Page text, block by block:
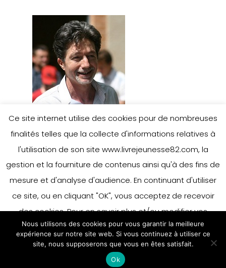
Leave a Reply
You must belogged into post a
comment.
Ce site internet utilise des cookies pour de nombreuses
finalités telles que la collecte d'informations relatives à
l'utilisation de son site www.livrejeunesse82.com, la
gestion et la fourniture de contenus ainsi qu'à des fins de
mesure et d'analyse d'audience. En continuant d'utiliser
ce site, ou en cliquant "OK", vous acceptez de recevoir
des cookies. Pour en savoir plus et/ou modifier vos
préférences en matière de cookies, merci de vous référer
à notre politique sur les cookies.
Accepter
En savoir plus
Nous utilisons des cookies pour vous garantir la meilleure
expérience sur notre site web. Si vous continuez à utiliser ce
site, nous supposerons que vous en êtes satisfait.
Ok